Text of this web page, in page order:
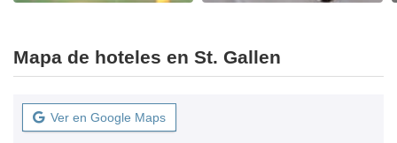
Mapa de hoteles en St. Gallen
Ver en Google Maps